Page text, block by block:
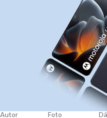
Autor Foto